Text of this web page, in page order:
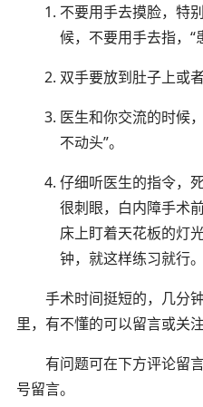
不要用手去摸脸，特
候，不要用手去指，“
双手要放到肚子上或
医生和你交流的时候
不动头”。
仔细听医生的指令，
很刺眼，白内障手术
床上盯着天花板的灯
钟，就这样练习就行。
手术时间挺短的，几分
里，有不懂的可以留言或关
有问题可在下方评论留
号留言。